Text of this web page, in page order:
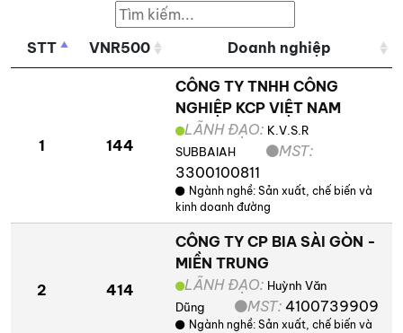
STT VNR500 Doanh nghiệp
1 144
CÔNG TY TNHH CÔNG
NGHIỆP KCP VIỆT NAM
LÃNH ĐẠO: K.V.S.R
SUBBAIAH
MST:
3300100811
Ngành nghề: Sản xuất, chế biến và
kinh doanh đường
2 414
CÔNG TY CP BIA SÀI GÒN -
MIỀN TRUNG
LÃNH ĐẠO: Huỳnh Văn
Dũng
MST: 4100739909
Ngành nghề: Sản xuất, chế biến và